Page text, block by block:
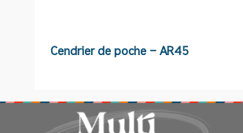
Cendrier de poche – AR45